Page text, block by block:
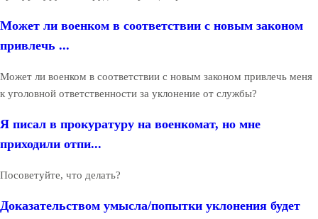
Может ли военком в соответствии с новым законом
привлечь ...
Может ли военком в соответствии с новым законом привлечь меня
к уголовной ответственности за уклонение от службы?
Я писал в прокуратуру на военкомат, но мне
приходили отпи...
Посоветуйте, что делать?
Доказательством умысла/попытки уклонения будет